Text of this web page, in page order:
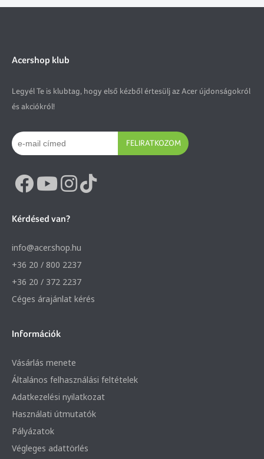
Acershop klub
Legyél Te is klubtag, hogy első kézből értesülj az Acer újdonságokról
és akciókról!
FELIRATKOZOM
Kérdésed van?
info@acer.shop.hu
+36 20 / 800 2237
+36 20 / 372 2237
Céges árajánlat kérés
Információk
Vásárlás menete
Általános felhasználási feltételek
Adatkezelési nyilatkozat
Használati útmutatók
Pályázatok
Végleges adattörlés